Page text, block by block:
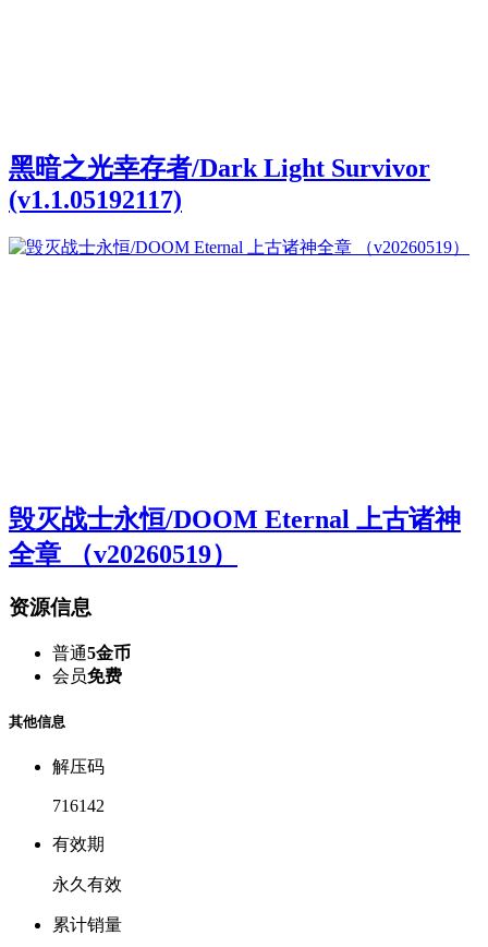
黑暗之光幸存者/Dark Light Survivor
(v1.1.05192117)
毁灭战士永恒/DOOM Eternal 上古诸神
全章 （v20260519）
资源信息
普通5金币
会员免费
其他信息
解压码
716142
有效期
永久有效
累计销量